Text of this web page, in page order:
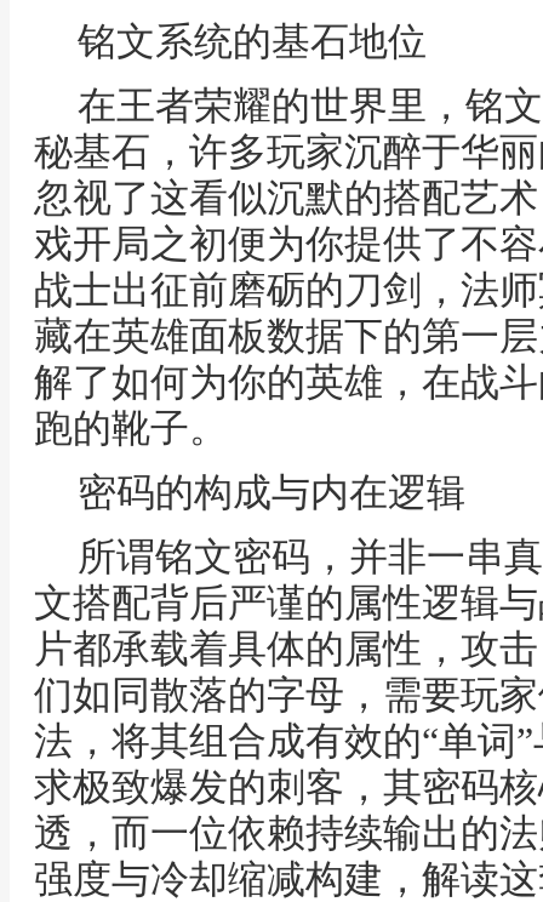
铭文系统的基石地位
在王者荣耀的世界里，铭
秘基石，许多玩家沉醉于华
忽视了这看似沉默的搭配艺
戏开局之初便为你提供了不
战士出征前磨砺的刀剑，法
藏在英雄面板数据下的第一
解了如何为你的英雄，在战
跑的靴子。
密码的构成与内在逻辑
所谓铭文密码，并非一串
文搭配背后严谨的属性逻辑
片都承载着具体的属性，攻
们如同散落的字母，需要玩
法，将其组合成有效的“单词
求极致爆发的刺客，其密码
透，而一位依赖持续输出的
强度与冷却缩减构建，解读